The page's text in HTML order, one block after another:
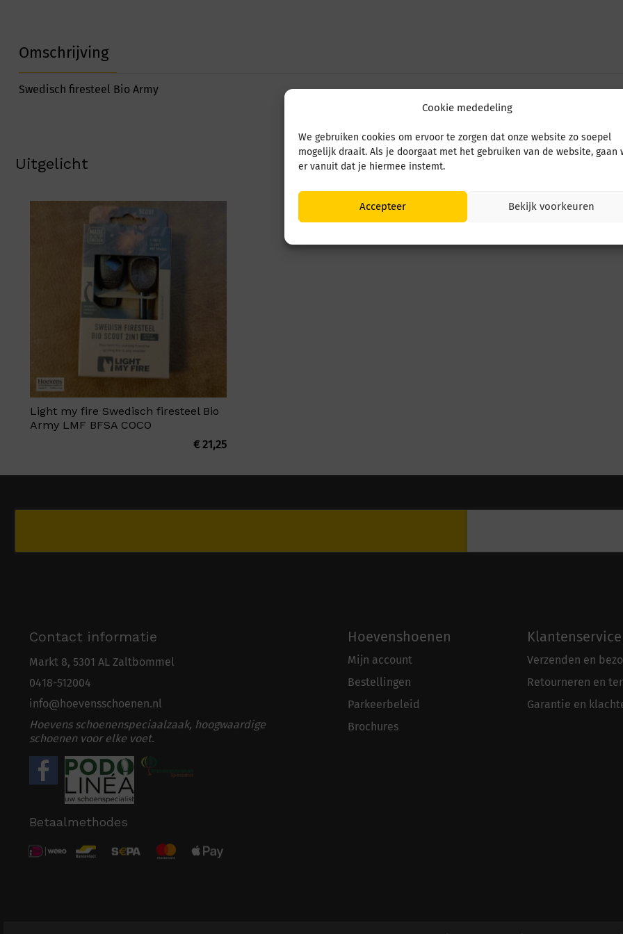
Cookie mededeling
We gebruiken cookies om ervoor te zorgen dat onze website zo soepel
mogelijk draait. Als je doorgaat met het gebruiken van de website, gaan
er vanuit dat je hiermee instemt.
Accepteer Bekijk voorkeuren
Omschrijving
Swedisch firesteel Bio Army
Uitgelicht
Light my fire Swedisch firesteel Bio
Army LMF BFSA COCO
€21,25
Contact informatie
Markt 8, 5301 AL Zaltbommel
0418-512004
info@hoevensschoenen.nl
Hoevens schoenenspeciaalzaak, hoogwaardige
schoenen voor elke voet.
Betaalmethodes
Hoevenshoenen
Mijn account
Bestellingen
Parkeerbeleid
Brochures
Klantenservice
Verzenden en
Retourneren en
Garantie en